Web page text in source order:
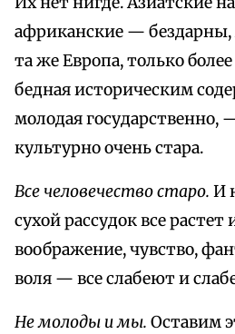
африканские —
та же Европа, только
бедная историческим
молодая государственно,
культурно очень стара.
Все человечество старо. И
сухой рассудок все растет
воображение, чувство,
воля — все слабеют и
Не молоды и мы. Оставим